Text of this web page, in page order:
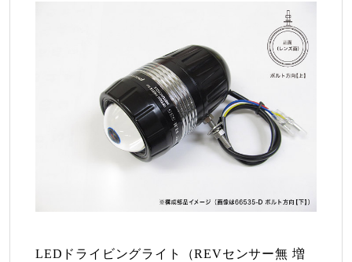
LEDドライビングライト（REVセンサー無 増